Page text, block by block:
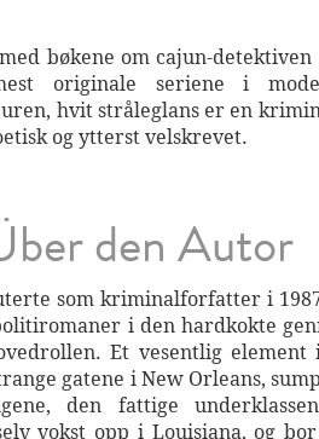
bøkene om cajun-detektiven
originale seriene i
hvit stråleglans er en
og ytterst velskrevet.
den Autor
som kriminalforfatter i
i den hardkokte
Et vesentlig element
gatene i New Orleans,
den fattige
vokst opp i Louisiana, og